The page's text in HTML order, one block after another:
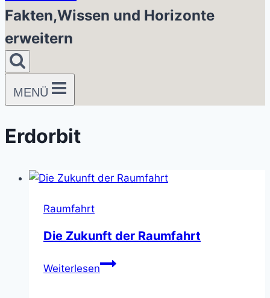
Fakten,Wissen und Horizonte
erweitern
MENÜ
Erdorbit
Raumfahrt
Die Zukunft der Raumfahrt
WeiterlesenDie